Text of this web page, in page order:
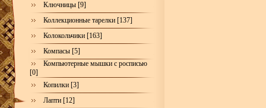
Ключницы [9]
Коллекционные тарелки [137]
Колокольчики [163]
Компасы [5]
Компьютерные мышки с росписью
[0]
Копилки [3]
Лапти [12]